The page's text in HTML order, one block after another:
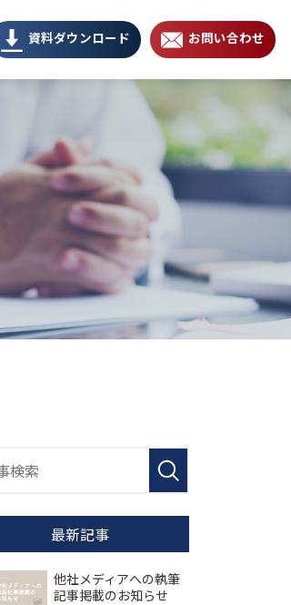
資料ダウンロード お問い合わせ
最新記事
他社メディアへの執筆
記事掲載のお知らせ